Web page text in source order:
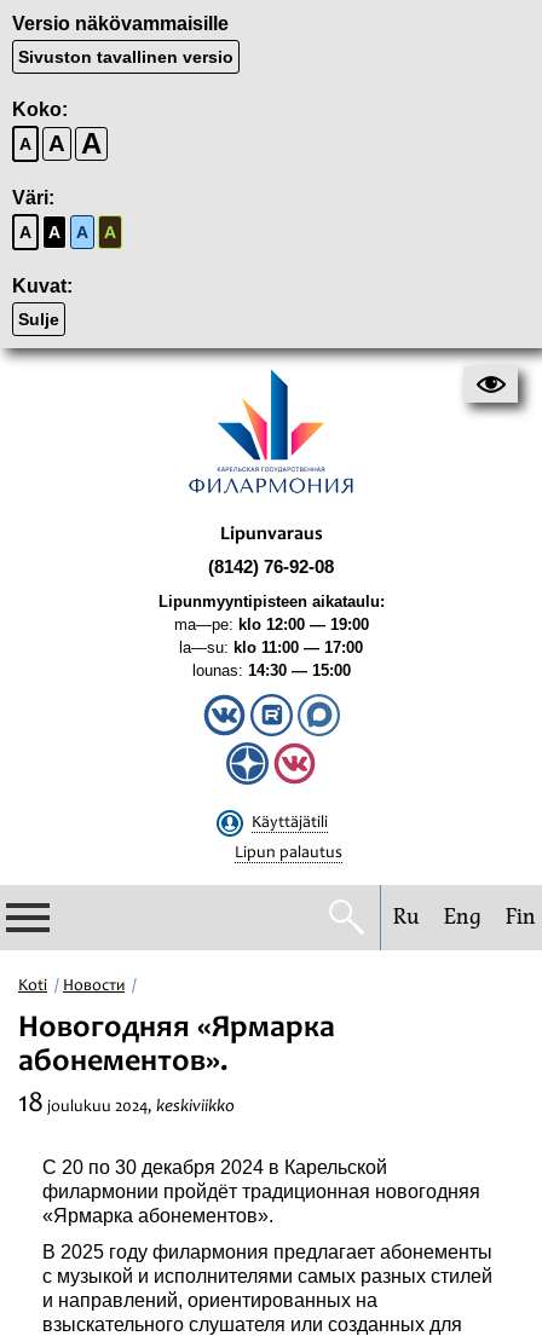
Versio näkövammaisille
Sivuston tavallinen versio
Koko:
A A A
Väri:
A A A A
Kuvat:
Sulje
Lipunvaraus
(8142) 76-92-08
Lipunmyyntipisteen aikataulu:
ma—pe: klo 12:00 — 19:00
la—su: klo 11:00 — 17:00
lounas: 14:30 — 15:00
Käyttäjätili
Lipun palautus
Filharmonia
Konserttikalenteri
Festivaalit
Ru Eng Fin
Koti Новости
Новогодняя «Ярмарка
абонементов».
18 joulukuu 2024, keskiviikko
С 20 по 30 декабря 2024 в Карельской
филармонии пройдёт традиционная новогодняя
«Ярмарка абонементов».
В 2025 году филармония предлагает абонементы
с музыкой и исполнителями самых разных стилей
и направлений, ориентированных на
взыскательного слушателя или созданных для